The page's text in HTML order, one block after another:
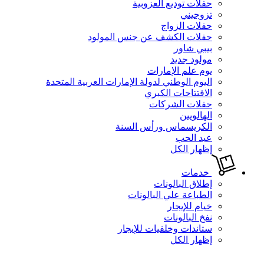
حفلات توديع العزوبية
تزوجيني
حفلات الزواج
حفلات الكشف عن جنس المولود
بيبي شاور
مولود جديد
يوم علم الإمارات
اليوم الوطني لدولة الإمارات العربية المتحدة
الافتتاحات الكبري
حفلات الشركات
الهالويين
الكريسماس ورأس السنة
عيد الحب
إظهار الكل
خدمات
إطلاق البالونات
الطباعة علي البالونات
خيام للإيجار
نفخ البالونات
ستاندات وخلفيات للإيجار
إظهار الكل